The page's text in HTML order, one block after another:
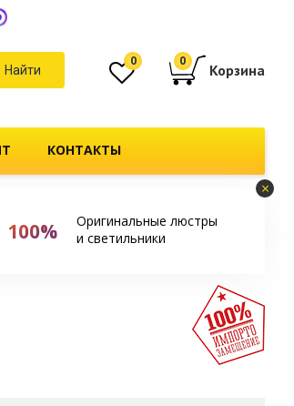
Найти
0 0
Корзина
КОНТАКТЫ
×
100%
Оригинальные люстры
и светильники